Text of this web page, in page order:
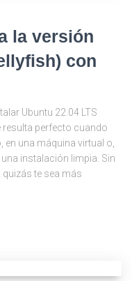
la versión
con
Ubuntu 22.04 LTS
resulta perfecto cuando
una máquina virtual o,
instalación limpia. Sin
quizás te sea más